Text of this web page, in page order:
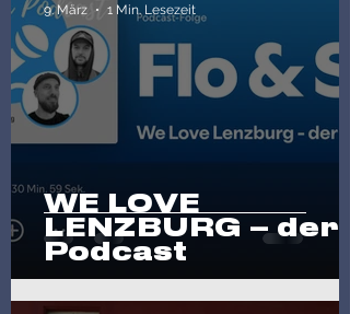
WE LOVE
LENZBURG – der
Podcast
9. März
1 Min. Lesezeit